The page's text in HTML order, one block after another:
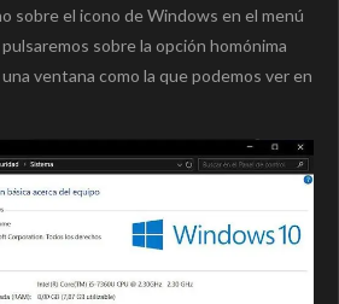
sobre el icono de Windows en el menú
sobre la opción homónima
ventana como la que podemos ver en